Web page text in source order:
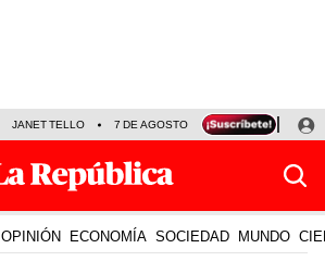
JANET TELLO 7 DE AGOSTO TINKA RESULTADOS
OPINIÓN ECONOMÍA SOCIEDAD MUNDO